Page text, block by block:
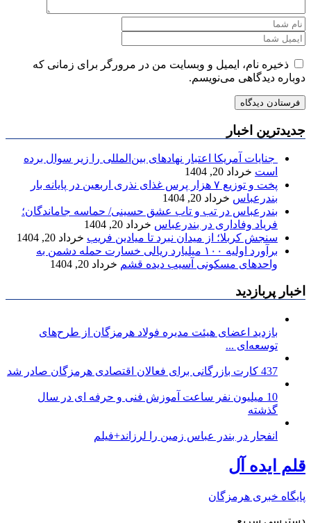
ذخیره نام، ایمیل و وبسایت من در مرورگر برای زمانی که
دوباره دیدگاهی می‌نویسم.
جدیدترین اخبار
جنایات آمریکا اعتبار نهادهای بین‌المللی را زیر سوال برده
است خرداد 20, 1404
پخت و توزیع ۷ هزار پرس غذای نذری اربعین در پایانه بار
بندرعباس خرداد 20, 1404
بندرعباس در تب و تاب عشق حسینی/ حماسه جاماندگان؛
فریاد وفاداری در بندرعباس خرداد 20, 1404
سنجش کربلا؛ از میدان نبرد تا میادین فریب خرداد 20, 1404
برآورد اولیه ۱۰۰ میلیارد ریالی خسارت حمله دشمن به
واحدهای مسکونی آسیب دیده قشم خرداد 20, 1404
اخبار پربازدید
بازدید اعضای هیئت مدیره فولاد هرمزگان از طرح‌های
توسعه‌ای ...
437 کارت بازرگانی برای فعالان اقتصادی هرمزگان صادر شد
10 میلیون نفر ساعت آموزش فنی و حرفه ای در سال
گذشته
انفجار در بندر عباس زمین را لرزاند+فیلم
قلم ایده آل
پایگاه خبری هرمزگان
دسترسی سریع